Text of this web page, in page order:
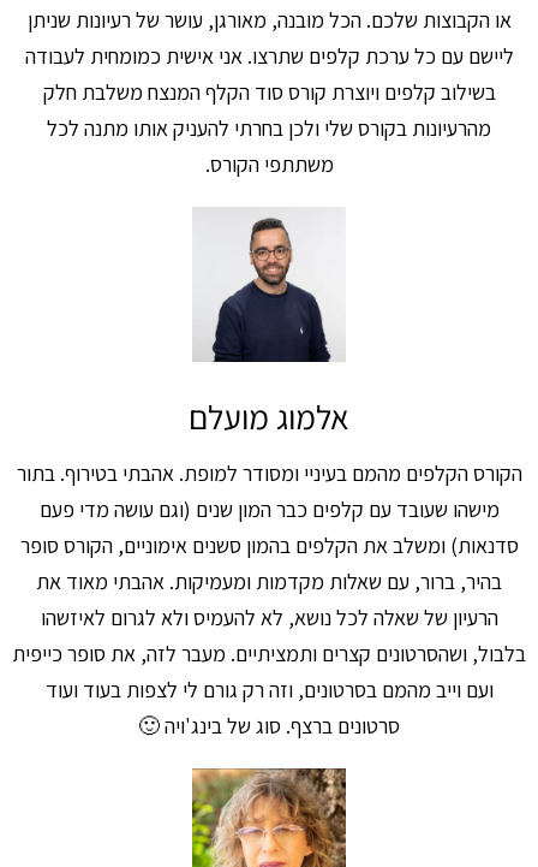
או הקבוצות שלכם. הכל מובנה, מאורגן, עושר של רעיונות שניתן
ליישם עם כל ערכת קלפים שתרצו. אני אישית כמומחית לעבודה
בשילוב קלפים ויוצרת קורס סוד הקלף המנצח משלבת חלק
מהרעיונות בקורס שלי ולכן בחרתי להעניק אותו מתנה לכל
משתתפי הקורס.
אלמוג מועלם
הקורס הקלפים מהמם בעיניי ומסודר למופת. אהבתי בטירוף. בתור
מישהו שעובד עם קלפים כבר המון שנים (וגם עושה מדי פעם
סדנאות) ומשלב את הקלפים בהמון סשנים אימוניים, הקורס סופר
בהיר, ברור, עם שאלות מקדמות ומעמיקות. אהבתי מאוד את
הרעיון של שאלה לכל נושא, לא להעמיס ולא לגרום לאיזשהו
בלבול, ושהסרטונים קצרים ותמציתיים. מעבר לזה, את סופר כייפית
ועם וייב מהמם בסרטונים, וזה רק גורם לי לצפות בעוד ועוד
סרטונים ברצף. סוג של בינג'ויה 🙂